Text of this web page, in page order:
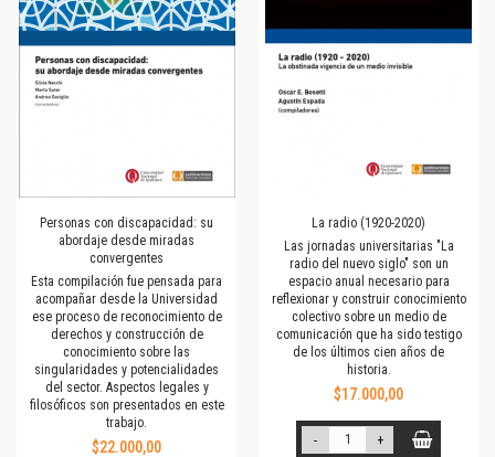
Personas con discapacidad: su
abordaje desde miradas
convergentes
Esta compilación fue pensada para
acompañar desde la Universidad
ese proceso de reconocimiento de
derechos y construcción de
conocimiento sobre las
singularidades y potencialidades
del sector. Aspectos legales y
filosóficos son presentados en este
trabajo.
$22.000,00
La radio (1920-2020)
Las jornadas universitarias "La
radio del nuevo siglo" son un
espacio anual necesario para
reflexionar y construir conocimiento
colectivo sobre un medio de
comunicación que ha sido testigo
de los últimos cien años de
historia.
$17.000,00
- +